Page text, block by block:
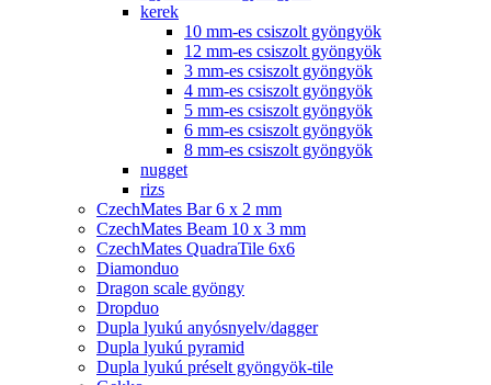
kerek
10 mm-es csiszolt gyöngyök
12 mm-es csiszolt gyöngyök
3 mm-es csiszolt gyöngyök
4 mm-es csiszolt gyöngyök
5 mm-es csiszolt gyöngyök
6 mm-es csiszolt gyöngyök
8 mm-es csiszolt gyöngyök
nugget
rizs
CzechMates Bar 6 x 2 mm
CzechMates Beam 10 x 3 mm
CzechMates QuadraTile 6x6
Diamonduo
Dragon scale gyöngy
Dropduo
Dupla lyukú anyósnyelv/dagger
Dupla lyukú pyramid
Dupla lyukú préselt gyöngyök-tile